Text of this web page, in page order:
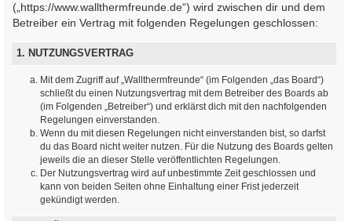
(„https://www.wallthermfreunde.de“) wird zwischen dir und dem
Betreiber ein Vertrag mit folgenden Regelungen geschlossen:
1. NUTZUNGSVERTRAG
Mit dem Zugriff auf „Wallthermfreunde“ (im Folgenden „das Board“)
schließt du einen Nutzungsvertrag mit dem Betreiber des Boards ab
(im Folgenden „Betreiber“) und erklärst dich mit den nachfolgenden
Regelungen einverstanden.
Wenn du mit diesen Regelungen nicht einverstanden bist, so darfst
du das Board nicht weiter nutzen. Für die Nutzung des Boards gelten
jeweils die an dieser Stelle veröffentlichten Regelungen.
Der Nutzungsvertrag wird auf unbestimmte Zeit geschlossen und
kann von beiden Seiten ohne Einhaltung einer Frist jederzeit
gekündigt werden.